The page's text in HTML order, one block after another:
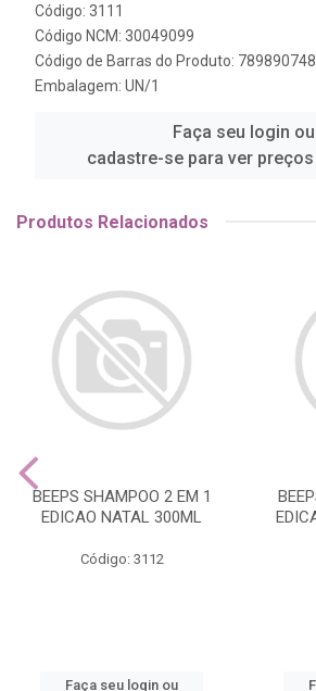
Código: 3111
Código NCM: 30049099
Código de Barras do Produto:
Embalagem: UN/1
Faça seu login ou
cadastre-se para ver
Produtos Relacionados
BEEPS SHAMPOO 2 EM 1
EDICAO NATAL 300ML
Código: 3112
Faça seu login ou